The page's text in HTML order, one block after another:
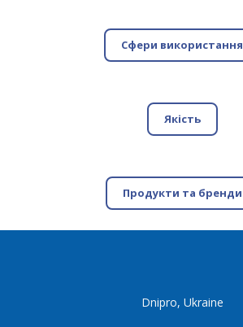
Сфери використання
Якість
Продукти та бренди
Dnipro, Ukraine